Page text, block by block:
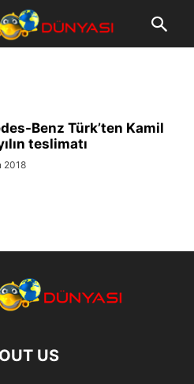
Benz Türk’ten Kamil
teslimatı
2018
US